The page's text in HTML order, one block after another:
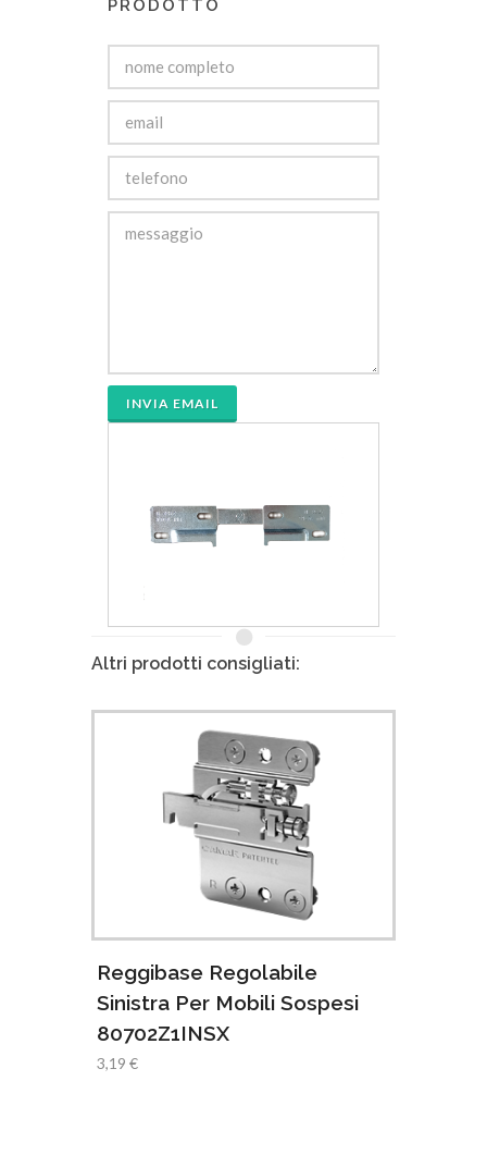
PRODOTTO
INVIA EMAIL
Altri prodotti consigliati:
Reggibase Regolabile
Sinistra Per Mobili Sospesi
80702Z1INSX
3,19 €